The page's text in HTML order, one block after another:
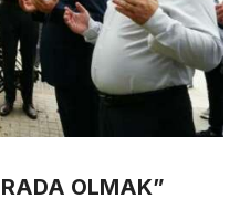
OLMAK”